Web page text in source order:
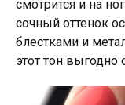
смотрится и на
сочный оттенок
блестками и
этот тон выгодно